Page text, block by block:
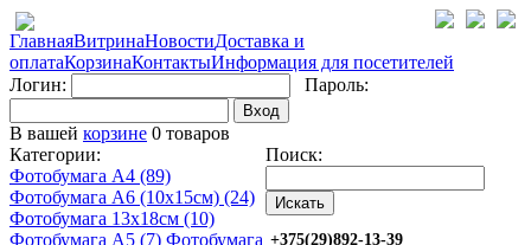
ГлавнаяВитринаНовостиДоставка и
оплатаКорзинаКонтактыИнформация для посетителей
Логин:
Пароль:
Вход
В вашей корзине 0 товаров
Категории:
Фотобумага A4 (89)
Фотобумага A6 (10х15см) (24)
Фотобумага 13х18см (10)
Фотобумага A5 (7) Фотобумага
Поиск:
+375(29)892-13-39